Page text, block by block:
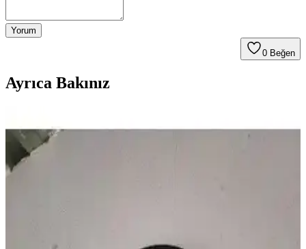
Yorum
0 Beğen
Ayrıca Bakınız
MetaQuartz Aksesuar ve Blackfred Modern Duvar
Saatleri Karşılaştırması
MetaQuartz Aksesuar ve Blackfred saatleri, modern tasarım ve